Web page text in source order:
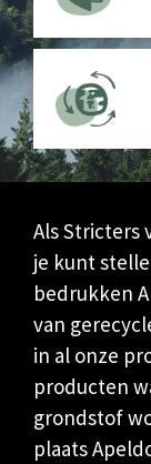
Als Stricters
je kunt
bedrukken
van
in al onze
producten
grondstof
plaats